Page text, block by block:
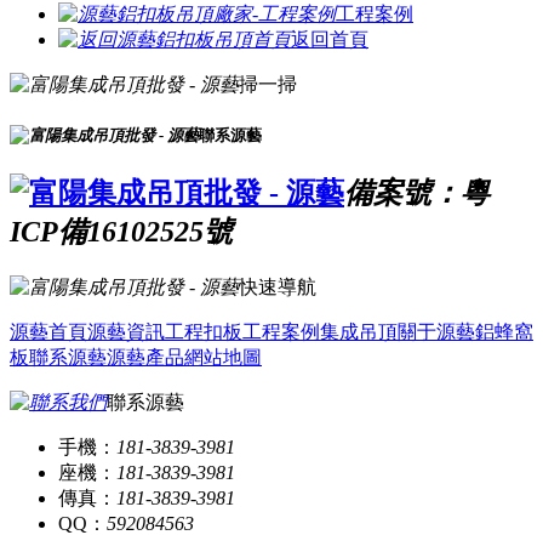
工程案例
返回首頁
掃一掃
聯系源藝
備案號：粵
ICP備16102525號
快速導航
源藝首頁源藝資訊工程扣板工程案例集成吊頂關于源藝鋁蜂窩
板聯系源藝源藝產品網站地圖
聯系源藝
手機： 181-3839-3981
座機： 181-3839-3981
傳真： 181-3839-3981
QQ： 592084563